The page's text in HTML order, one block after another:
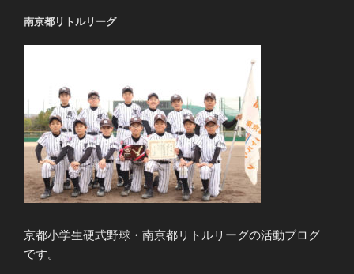
ン
南京都リトルリーグ
京都小学生硬式野球・南京都リトルリーグの活動ブログ
です。